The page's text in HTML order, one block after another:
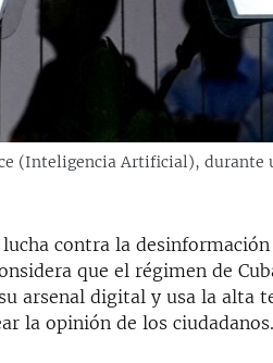
(Inteligencia Artificial), durante
contra la desinformación
que el régimen de
arsenal digital y usa la alta
la opinión de los ciudadanos.